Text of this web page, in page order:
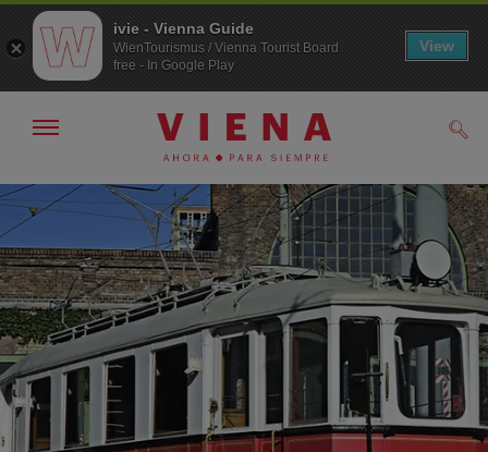
A
la
navegación
Al
contenido
Mostrar/ocultar
ivie - Vienna Guide
WienTourismus / Vienna Tourist Board
free - In Google Play
View